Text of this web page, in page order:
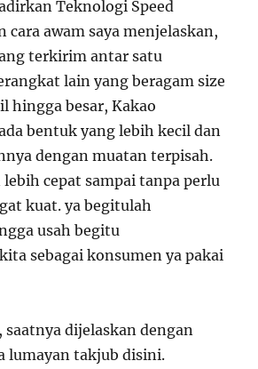
Teknologi Speed
cara awam saya menjelaskan,
terkirim antar satu
lain yang beragam size
hingga besar, Kakao
bentuk yang lebih kecil dan
dengan muatan terpisah.
lebih cepat sampai tanpa perlu
kuat. ya begitulah
usah begitu
sebagai konsumen ya pakai
saatnya dijelaskan dengan
lumayan takjub disini.